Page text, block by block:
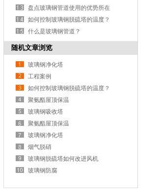
盘点玻璃钢管道使用的优势所在
如何控制玻璃钢脱硫塔的温度？
什么是玻璃钢管道？
随机文章浏览
玻璃钢净化塔
工程案例
如何控制玻璃钢脱硫塔的温度？
聚氨酯屋顶保温
玻璃钢吸收塔
聚氨酯屋顶保温
玻璃钢净化塔
烟气脱硝
玻璃钢脱硫塔如何改进风机
玻璃钢防腐